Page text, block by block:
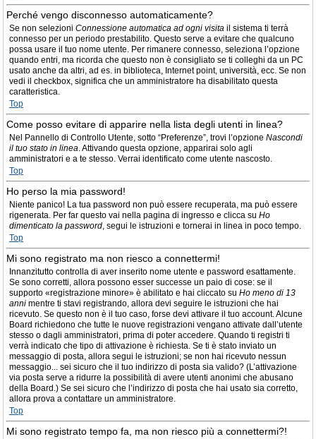
Perché vengo disconnesso automaticamente?
Se non selezioni Connessione automatica ad ogni visita il sistema ti terrà
connesso per un periodo prestabilito. Questo serve a evitare che qualcuno
possa usare il tuo nome utente. Per rimanere connesso, seleziona l’opzione
quando entri, ma ricorda che questo non è consigliato se ti colleghi da un PC
usato anche da altri, ad es. in biblioteca, Internet point, università, ecc. Se non
vedi il checkbox, significa che un amministratore ha disabilitato questa
caratteristica.
Top
Come posso evitare di apparire nella lista degli utenti in linea?
Nel Pannello di Controllo Utente, sotto “Preferenze”, trovi l’opzione Nascondi
il tuo stato in linea. Attivando questa opzione, apparirai solo agli
amministratori e a te stesso. Verrai identificato come utente nascosto.
Top
Ho perso la mia password!
Niente panico! La tua password non può essere recuperata, ma può essere
rigenerata. Per far questo vai nella pagina di ingresso e clicca su Ho
dimenticato la password, segui le istruzioni e tornerai in linea in poco tempo.
Top
Mi sono registrato ma non riesco a connettermi!
Innanzitutto controlla di aver inserito nome utente e password esattamente.
Se sono corretti, allora possono esser successe un paio di cose: se il
supporto «registrazione minore» è abilitato e hai cliccato su Ho meno di 13
anni mentre ti stavi registrando, allora devi seguire le istruzioni che hai
ricevuto. Se questo non è il tuo caso, forse devi attivare il tuo account. Alcune
Board richiedono che tutte le nuove registrazioni vengano attivate dall’utente
stesso o dagli amministratori, prima di poter accedere. Quando ti registri ti
verrà indicato che tipo di attivazione è richiesta. Se ti è stato inviato un
messaggio di posta, allora segui le istruzioni; se non hai ricevuto nessun
messaggio... sei sicuro che il tuo indirizzo di posta sia valido? (L’attivazione
via posta serve a ridurre la possibilità di avere utenti anonimi che abusano
della Board.) Se sei sicuro che l’indirizzo di posta che hai usato sia corretto,
allora prova a contattare un amministratore.
Top
Mi sono registrato tempo fa, ma non riesco più a connettermi?!